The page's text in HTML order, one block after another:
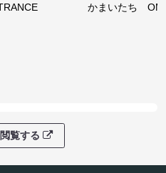
かまいたち
覧する